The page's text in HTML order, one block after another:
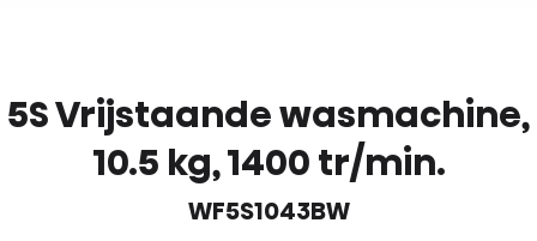
5S Vrijstaande wasmachine,
10.5 kg, 1400 tr/min.
WF5S1043BW